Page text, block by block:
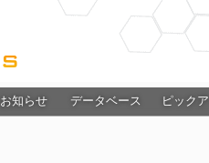
お知らせ データベース ピック